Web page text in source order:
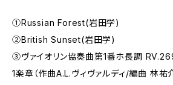
①Russian Forest(岩田学)
②British Sunset(岩田学)
③ヴァイオリン協奏曲第1番ホ長調
1楽章（作曲A.L.ヴィヴァルディ/編曲 林祐介